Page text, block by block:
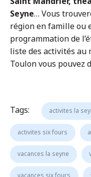
Seyne… Vous
région en famille ou
programmation de
liste des activités au
Toulon vous pouvez
Tags: activites la
activites six fours
vacances la seyne